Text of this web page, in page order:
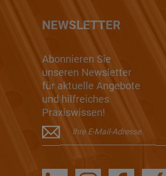
NEWSLETTER
Abonnieren Sie
unseren Newsletter
für aktuelle Angebote
und hilfreiches
Praxiswissen!